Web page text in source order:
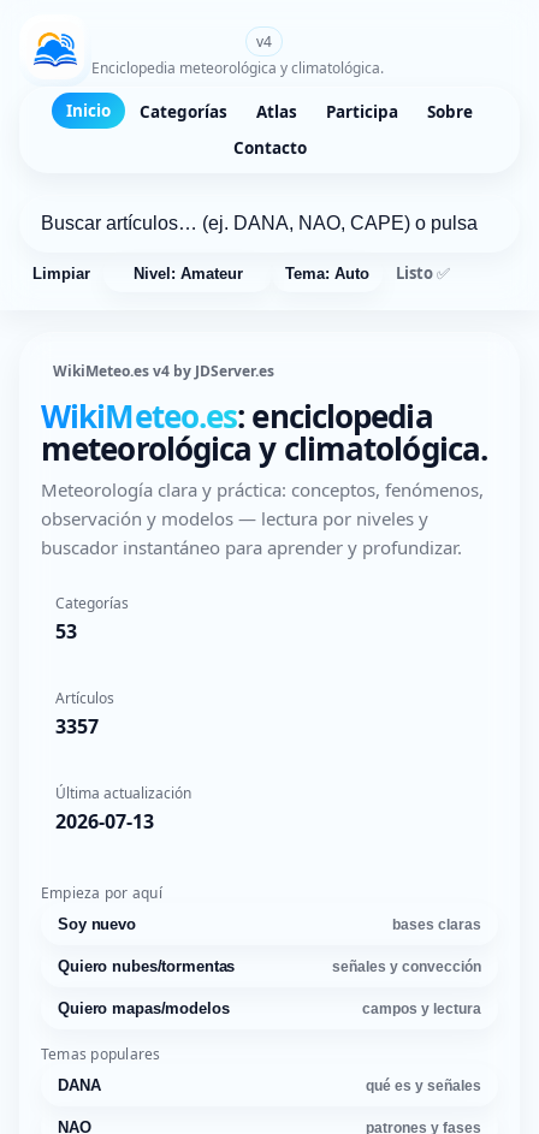
v4
Enciclopedia meteorológica y climatológica.
Inicio Categorías Atlas Participa
Sobre
Contacto
Limpiar Nivel: Amateur Tema: Auto Listo ✅
WikiMeteo.es v4 by JDServer.es
WikiMeteo.es: enciclopedia
meteorológica y climatológica.
Meteorología clara y práctica: conceptos, fenómenos,
observación y modelos — lectura por niveles y
buscador instantáneo para aprender y profundizar.
Categorías
53
Artículos
3357
Última actualización
2026-07-13
Empieza por aquí
Soy nuevo bases claras
Quiero nubes/tormentas señales y convección
Quiero mapas/modelos campos y lectura
Temas populares
DANA qué es y señales
NAO patrones y fases